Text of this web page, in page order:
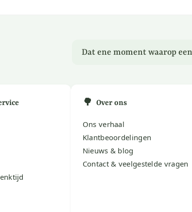
Dat ene moment waarop
🌳 Over ons
Ons verhaal
Klantbeoordelingen
Nieuws & blog
Contact & veelgestelde vragen